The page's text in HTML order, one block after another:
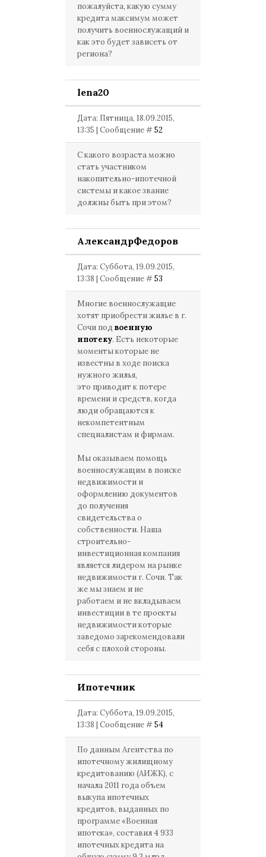
пожалуйста, какую сумму
кредита максимум может
получить военнослужащий и
как это будет зависеть от
региона?
lena20
Дата: Пятница, 18.09.2015,
13:35 | Сообщение #52
С какого возраста можно
стать участником
накопительно-ипотечной
системы и какое звание
должны быть при этом?
АлександрФедоров
Дата: Суббота, 19.09.2015,
13:38 | Сообщение #53
Многие военнослужащие
хотят приобрести жилье в г.
Сочи под военную
ипотеку. Есть некоторые
моменты которые не
известны в ходе поиска
нужного жилья,
это приводит к потере
времени и средств, когда
люди обращаются к
некомпетентным
специалистам и фирмам.
Мы оказываем помощь
военнослужащим в поиске
недвижимости и
оформлению документов
до получения
свидетельства о
собственности. Наша
строительно-
инвестиционная компания
является лидером на рынке
недвижимости г. Сочи. Так
же мы знаем и не
работаем и не вкладываем
инвестиции в те проекты
недвижимости которые
заведомо зарекомендовали
себя с плохой стороны.
Ипотечник
Дата: Суббота, 19.09.2015,
13:38 | Сообщение #54
По данным Агентства по
ипотечному жилищному
кредитованию (АИЖК), с
начала 2011 года объем
выкупа ипотечных
кредитов, выданных по
программе «Военная
ипотека», составил 4 933
ипотечных кредита на